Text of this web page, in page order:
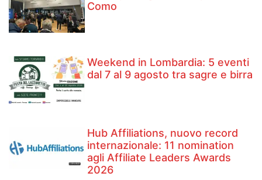
Como
Weekend in Lombardia: 5 eventi
dal 7 al 9 agosto tra sagre e birra
Hub Affiliations, nuovo record
internazionale: 11 nomination
agli Affiliate Leaders Awards
2026